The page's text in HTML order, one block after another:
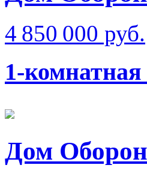
4 850 000 руб.
1-
Дом